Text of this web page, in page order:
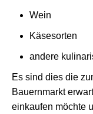
Wein
Käsesorten
andere
Es sind dies die
Bauernmarkt
einkaufen möchte